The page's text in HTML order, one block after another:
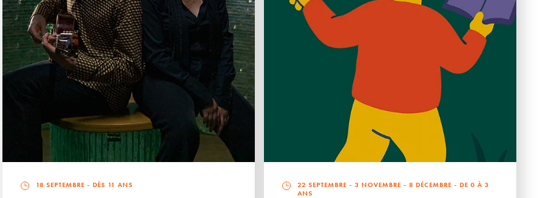
18 SEPTEMBRE - DÈS 11 ANS 22 SEPTEMBRE -3 NOVEMBRE -8 DÉCEMBRE - DE 0 À 3
ANS